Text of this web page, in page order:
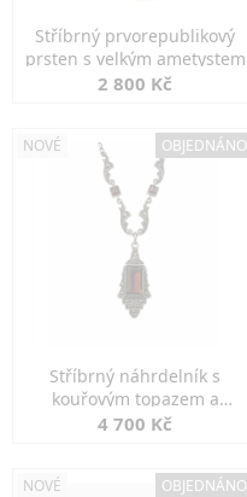
Stříbrný prvorepublikový
prsten s velkým ametystem
2 800 Kč
NOVÉ OBJEDNÁNO
Stříbrný náhrdelník s
kouřovým topazem a
markazity
4 700 Kč
NOVÉ OBJEDNÁNO